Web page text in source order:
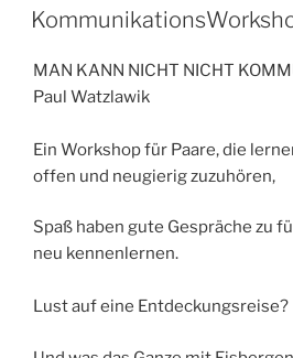
AM
MAN KANN NICHT NICHT
Paul Watzlawik
Ein Workshop für Paare, die
offen und neugierig zuzuhören,
Spaß haben gute Gespräche zu
neu kennenlernen.
Lust auf eine Entdeckungsreise?